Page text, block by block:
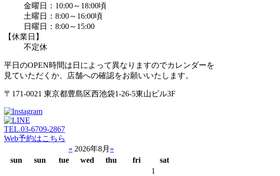
金曜日：10:00～18:00頃
土曜日：8:00～16:00頃
日曜日：8:00～15:00
【休業日】
不定休
平日のOPEN時間は日によって異なりますのでカレンダーを
見ていただくか、店舗への確認をお願いいたします。
〒171-0021 東京都豊島区西池袋1-26-5東山ビル3F
TEL.03-6709-2867
Web予約はこちら
« 2026年8月 »
sun
sun tue wed thu fri
sat
1